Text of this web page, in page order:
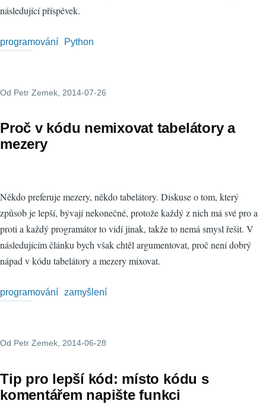
následující příspěvek.
programování Python
Od Petr Zemek , 2014-07-26
Proč v kódu nemixovat tabelátory a
mezery
Někdo preferuje mezery, někdo tabelátory. Diskuse o tom, který
způsob je lepší, bývají nekonečné, protože každý z nich má své pro a
proti a každý programátor to vidí jinak, takže to nemá smysl řešit. V
následujícím článku bych však chtěl argumentovat, proč není dobrý
nápad v kódu tabelátory a mezery mixovat.
programování zamyšlení
Od Petr Zemek, 2014-06-28
Tip pro lepší kód: místo kódu s
komentářem napište funkci